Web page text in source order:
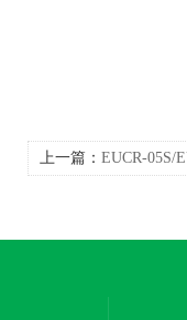
上一篇： EUCR-05S/